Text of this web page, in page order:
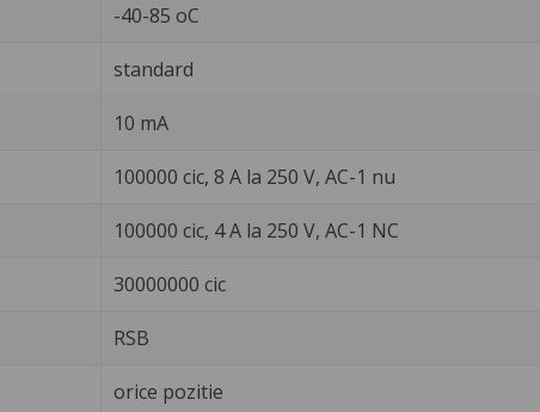
-40-85 oC
standard
10 mA
100000 cic, 8 A la 250 V, AC-1 nu
100000 cic, 4 A la 250 V, AC-1 NC
30000000 cic
RSB
orice pozitie